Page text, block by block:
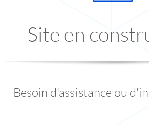
Site en
Besoin d'assistance ou